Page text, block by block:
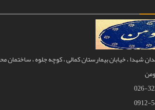
شهدا ، خیابان بیمارستان کمالی ، کوچه جلوه ، ساختمان
026-
0912-